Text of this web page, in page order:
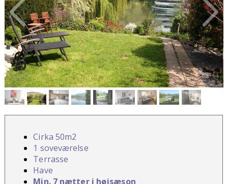
Cirka 50m2
1 soveværelse
Terrasse
Have
Min. 7 nætter i højsæson